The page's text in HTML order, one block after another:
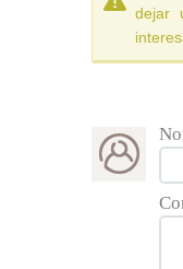
dejar